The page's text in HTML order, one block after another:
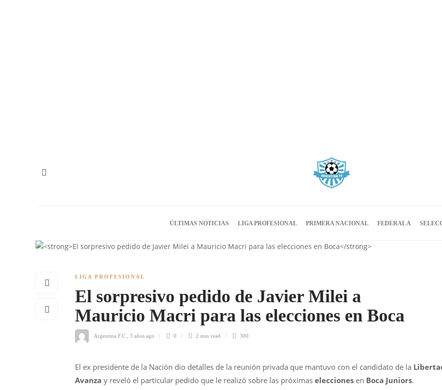
ÚLTIMAS NOTICIAS LIGA PROFESIONAL PRIMERA NACIONAL FEDERAL A
LIGA PROFESIONAL
El sorpresivo pedido de Javier Milei a
Mauricio Macri para las elecciones en Boca
Argentina F.C. 3 años ago 0 2 min read 300
El ex presidente de la Nación dio detalles de la reunión privada que mantuvo con el candidato de la
Avanza y reveló el particular pedido que le realizó sobre las próximas elecciones en Boca Juniors.